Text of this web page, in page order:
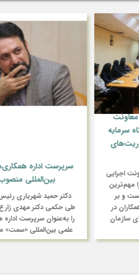
سرپرست اداره همکاری‌های علمی
بین‌المللی منصوب شد
دکتر حمید شهریاری رئیس «سمت»،
طی حکمی دکتر مهدی زارع بهرام‌آبادی
را به‌عنوان سرپرست اداره همکاری‌های
علمی بین‌المللی «سمت» منصوب کرد.